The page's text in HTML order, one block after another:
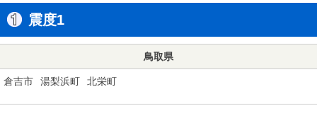
震度1
鳥取県
倉吉市 湯梨浜町 北栄町